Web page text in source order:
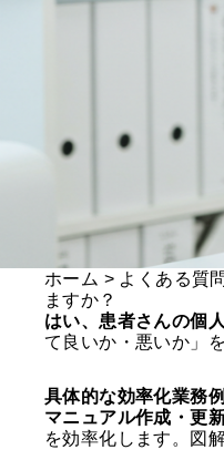
ホーム > よくある質問
ますか？
はい、患者さんの個
て良いか・悪いか」
具体的な効率化業務
マニュアル作成・更
を効率化します。図